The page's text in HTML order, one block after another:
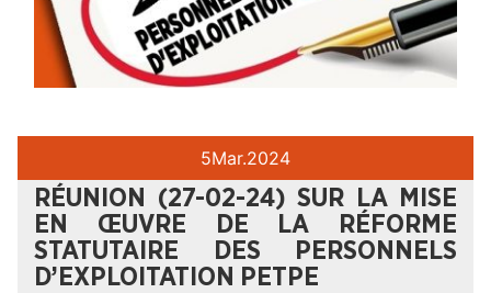
5Mar.2024
RÉUNION (27-02-24) SUR LA MISE
EN ŒUVRE DE LA RÉFORME
STATUTAIRE DES PERSONNELS
D’EXPLOITATION PETPE